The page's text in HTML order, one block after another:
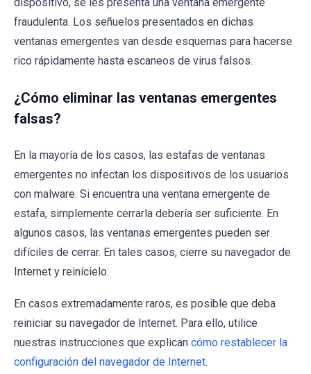
fraudulenta. Los señuelos presentados en dichas
ventanas emergentes van desde esquemas para hacerse
rico rápidamente hasta escaneos de virus falsos.
¿Cómo eliminar las ventanas emergentes
falsas?
En la mayoría de los casos, las estafas de ventanas
emergentes no infectan los dispositivos de los usuarios
con malware. Si encuentra una ventana emergente de
estafa, simplemente cerrarla debería ser suficiente. En
algunos casos, las ventanas emergentes pueden ser
difíciles de cerrar. En tales casos, cierre su navegador de
Internet y reinícielo.
En casos extremadamente raros, es posible que deba
reiniciar su navegador de Internet. Para ello, utilice
nuestras instrucciones que explican cómo restablecer la
configuración del navegador de Internet.